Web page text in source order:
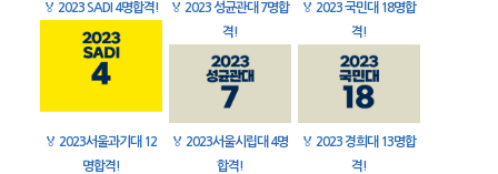
🏅 2023 SADI 4명합격! 🏅 2023 성균관대 7명합
격!
🏅 2023 국민대 18명합
격!
🏅 2023서울과기대 12
명합격!
🏅 2023서울시립대 4명
합격!
🏅 2023 경희대 13명합
격!